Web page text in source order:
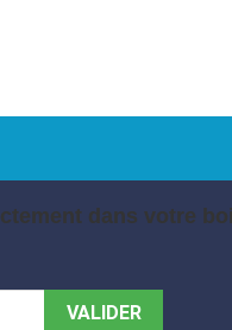
dans votre